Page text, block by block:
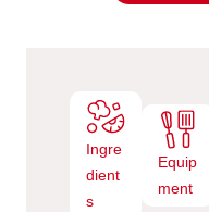
Ingre
dient
s
Equip
ment